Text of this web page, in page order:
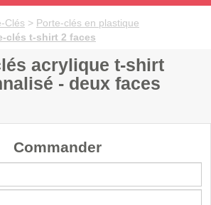
Clés > Porte-clés en plastique
clés t-shirt 2 faces
acrylique t-shirt
- deux faces
Commander